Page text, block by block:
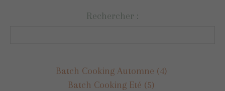
Rechercher :
Batch Cooking Automne (4)
Batch Cooking Eté (5)